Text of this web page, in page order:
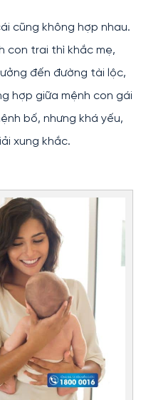
cũng không hợp nhau.
con trai thì khắc mẹ,
đến đường tài lộc,
hợp giữa mệnh con gái
bố, nhưng khá yếu,
xung khắc.